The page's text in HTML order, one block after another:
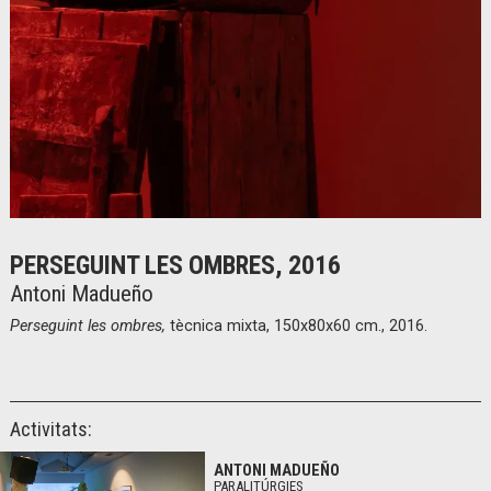
PERSEGUINT LES OMBRES, 2016
Antoni Madueño
Perseguint les ombres, tècnica mixta, 150x80x60 cm., 2016.
Activitats:
ANTONI MADUEÑO
PARALITÚRGIES